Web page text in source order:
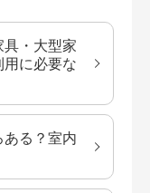
・大型家
に必要な
ある？室内